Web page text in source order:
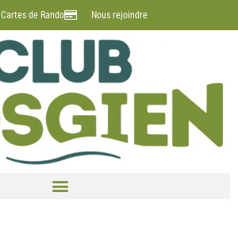
Cartes de Rando Nous rejoindre